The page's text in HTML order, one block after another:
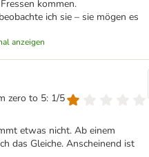
kommen.
ich sie – sie mögen es
anzeigen
zero to 5: 1/5
etwas nicht. Ab einem
das Gleiche. Anscheinend ist